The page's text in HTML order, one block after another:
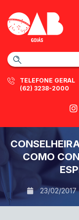
TELEFONE GERAL
(62) 3238-2000
COMO
23/02/2017